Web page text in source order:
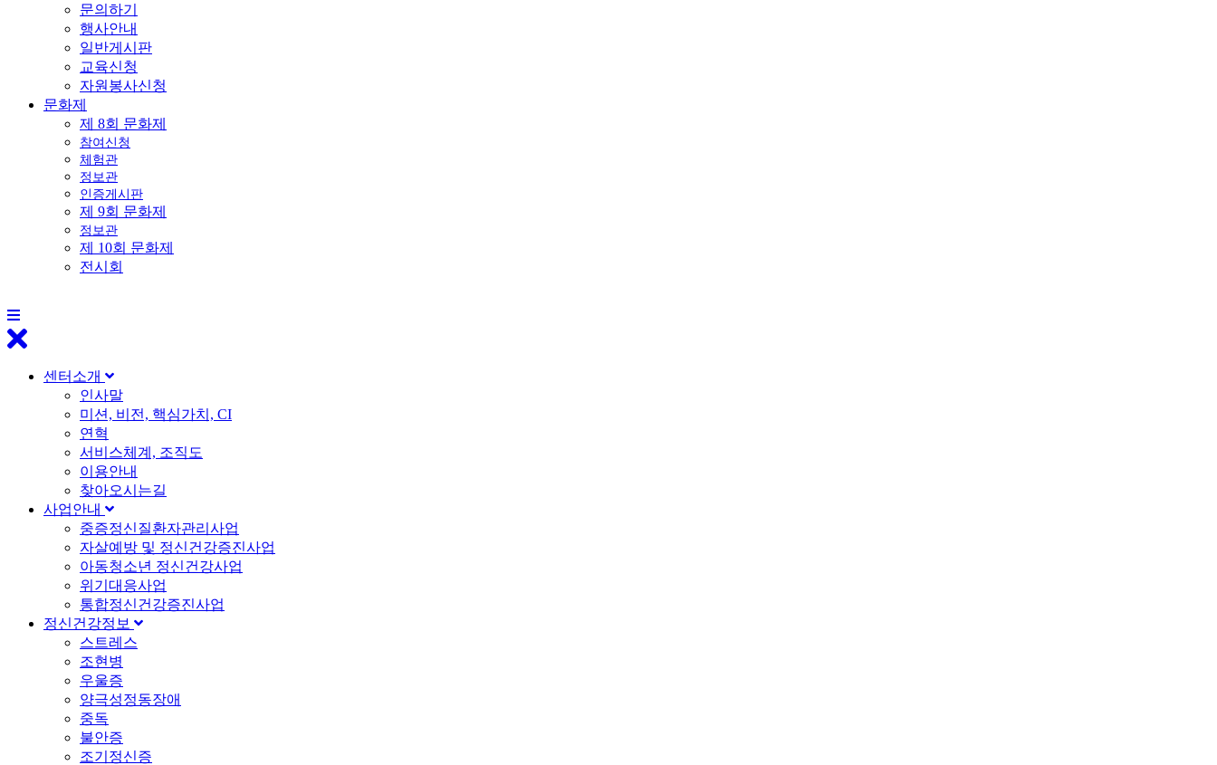
문의하기
행사안내
일반게시판
교육신청
자원봉사신청
문화제
제 8회 문화제
참여신청
체험관
정보관
인증게시판
제 9회 문화제
정보관
제 10회 문화제
전시회
센터소개
인사말
미션, 비전, 핵심가치, CI
연혁
서비스체계, 조직도
이용안내
찾아오시는길
사업안내
중증정신질환자관리사업
자살예방 및 정신건강증진사업
아동청소년 정신건강사업
위기대응사업
통합정신건강증진사업
정신건강정보
스트레스
조현병
우울증
양극성정동장애
중독
불안증
조기정신증